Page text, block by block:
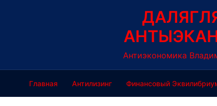
Антиэкономика
Главная Антилизинг Финансовый